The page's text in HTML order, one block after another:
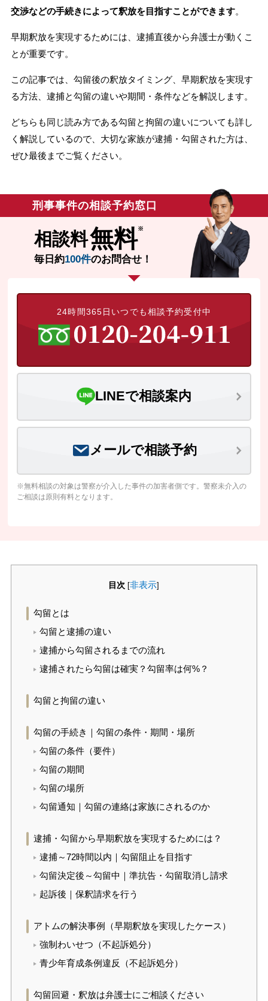
アクセス
解決実績
ご依頼者からのお手紙
無料相談の口コミ評判
刑事事件について
刑事事件データベース
交渉などの手続きによって釈放を目指すことができます。
早期釈放を実現するためには、逮捕直後から弁護士が動くこ
とが重要です。
この記事では、勾留後の釈放タイミング、早期釈放を実現す
る方法、逮捕と勾留の違いや期間・条件などを解説します。
どちらも同じ読み方である勾留と拘留の違いについても詳し
く解説しているので、大切な家族が逮捕・勾留された方は、
ぜひ最後までご覧ください。
刑事事件の相談予約窓口
相談料無料
毎日約100件のお問合せ！
24時間365日いつでも相談予約受付中
LINEで相談案内
メールで相談予約
※無料相談の対象は警察が介入した事件の加害者側です。警察未介入の
ご相談は原則有料となります。
目次 [非表示]
勾留とは
勾留と逮捕の違い
逮捕から勾留されるまでの流れ
逮捕されたら勾留は確実？勾留率は何%？
勾留と拘留の違い
勾留の手続き｜勾留の条件・期間・場所
勾留の条件（要件）
勾留の期間
勾留の場所
勾留通知｜勾留の連絡は家族にされるのか
逮捕・勾留から早期釈放を実現するためには？
逮捕～72時間以内｜勾留阻止を目指す
勾留決定後～勾留中｜準抗告・勾留取消し請求
起訴後｜保釈請求を行う
アトムの解決事例（早期釈放を実現したケース）
強制わいせつ（不起訴処分）
青少年育成条例違反（不起訴処分）
勾留回避・釈放は弁護士にご相談ください